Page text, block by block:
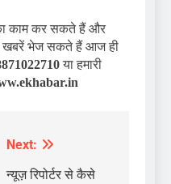
काम कर सकते हैं और
खबरें भेज सकते हैं आज ही
या हमारी
Next:
न्यूज़ रिपोर्टर से कैसे